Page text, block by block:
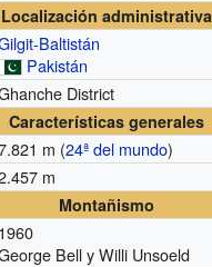
Localización administrativa
Baltistán
Pakistán
District
Características generales
m (24ª del mundo)
m
Montañismo
1960
Bell y Willi Unsoeld